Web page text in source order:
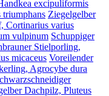
excipuliformis
Ziegelgelber
Cortinarius varius
vulpinum Schuppiger
Stielporling,
micaceus Voreilender
Agrocybe dura
Dachpilz, Pluteus